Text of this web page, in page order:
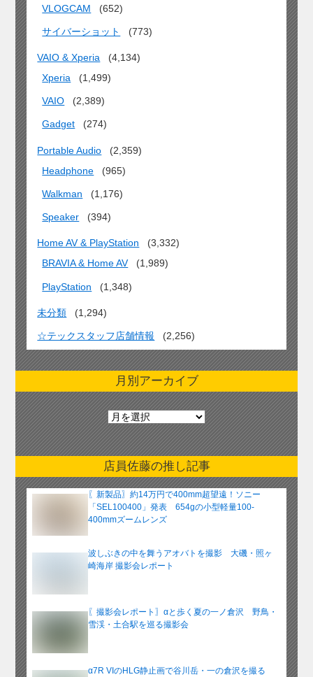
VLOGCAM (652)
サイバーショット (773)
VAIO & Xperia
(4,134)
Xperia
(1,499)
VAIO (2,389)
Gadget (274)
Portable Audio
(2,359)
Headphone
(965)
Walkman (1,176)
Speaker (394)
Home AV & PlayStation
(3,332)
BRAVIA & Home AV
(1,989)
PlayStation (1,348)
未分類 (1,294)
☆テックスタッフ店舗情報 (2,256)
月別アーカイブ
月
別
ア
ー
カ
イ
ブ
店員佐藤の推し記事
〖新製品〗約14万円で400mm超望遠！ソニー
「SEL100400」発表 654gの小型軽量100-
400mmズームレンズ
波しぶきの中を舞うアオバトを撮影 大磯・照ヶ
崎海岸 撮影会レポート
〖撮影会レポート〗αと歩く夏の一ノ倉沢 野鳥・
雪渓・土合駅を巡る撮影会
α7R VIのHLG静止画で谷川岳・一の倉沢を撮る